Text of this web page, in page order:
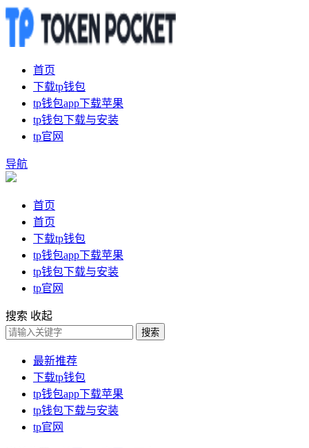
首页
下载tp钱包
tp钱包app下载苹果
tp钱包下载与安装
tp官网
导航
首页
首页
下载tp钱包
tp钱包app下载苹果
tp钱包下载与安装
tp官网
搜索 收起
搜索
最新推荐
下载tp钱包
tp钱包app下载苹果
tp钱包下载与安装
tp官网